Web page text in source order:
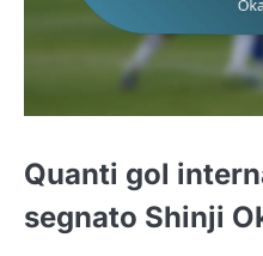
Quanti gol
segnato Shinji